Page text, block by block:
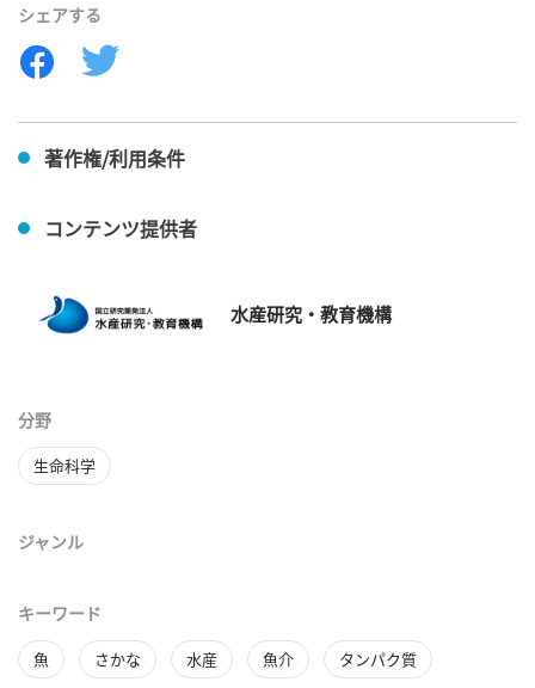
シェアする
著作権/利用条件
コンテンツ提供者
水産研究・教育機構
分野
生命科学
ジャンル
キーワード
魚 さかな 水産 魚介 タンパク質